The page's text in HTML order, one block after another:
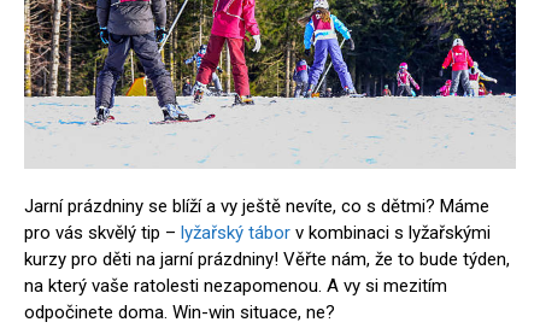
Jarní prázdniny se blíží a vy ještě nevíte, co s dětmi? Máme
pro vás skvělý tip – lyžařský tábor v kombinaci s lyžařskými
kurzy pro děti na jarní prázdniny! Věřte nám, že to bude týden,
na který vaše ratolesti nezapomenou. A vy si mezitím
odpočinete doma. Win-win situace, ne?